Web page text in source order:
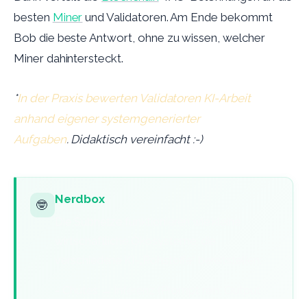
besten Miner und Validatoren. Am Ende bekommt
Bob die beste Antwort, ohne zu wissen, welcher
Miner dahintersteckt.
*In der Praxis bewerten Validatoren KI-Arbeit
anhand eigener systemgenerierter
Aufgaben. Didaktisch vereinfacht :-)
🤓 Nerdbox